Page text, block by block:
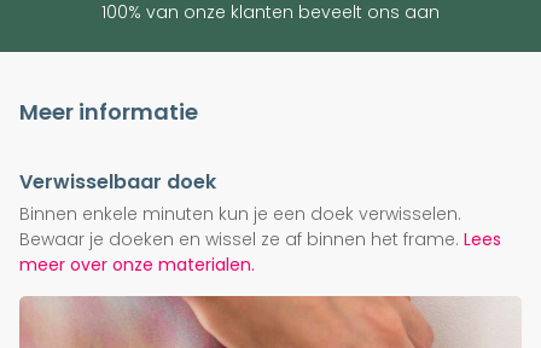
100% van onze klanten beveelt ons aan
Meer informatie
Verwisselbaar doek
Binnen enkele minuten kun je een doek verwisselen.
Bewaar je doeken en wissel ze af binnen het frame. Lees
meer over onze materialen.